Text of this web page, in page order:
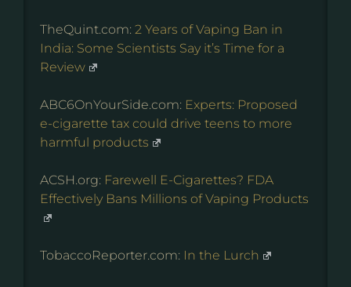
TheQuint.com: 2 Years of Vaping Ban in
India: Some Scientists Say it’s Time for a
Review
ABC6OnYourSide.com: Experts: Proposed
e-cigarette tax could drive teens to more
harmful products
ACSH.org: Farewell E-Cigarettes? FDA
Effectively Bans Millions of Vaping Products
TobaccoReporter.com: In the Lurch